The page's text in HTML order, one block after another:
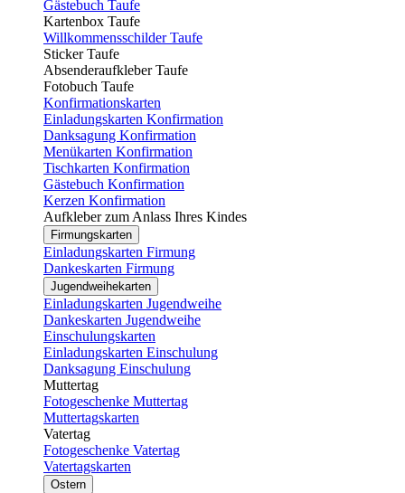
Gästebuch Taufe
Kartenbox Taufe
Willkommensschilder Taufe
Sticker Taufe
Absenderaufkleber Taufe
Fotobuch Taufe
Konfirmationskarten
Einladungskarten Konfirmation
Danksagung Konfirmation
Menükarten Konfirmation
Tischkarten Konfirmation
Gästebuch Konfirmation
Kerzen Konfirmation
Aufkleber zum Anlass Ihres Kindes
Firmungskarten
Einladungskarten Firmung
Dankeskarten Firmung
Jugendweihekarten
Einladungskarten Jugendweihe
Dankeskarten Jugendweihe
Einschulungskarten
Einladungskarten Einschulung
Danksagung Einschulung
Muttertag
Fotogeschenke Muttertag
Muttertagskarten
Vatertag
Fotogeschenke Vatertag
Vatertagskarten
Ostern